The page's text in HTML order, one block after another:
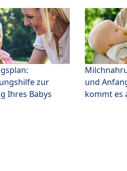
zur
Ihres Babys
und
kommt es